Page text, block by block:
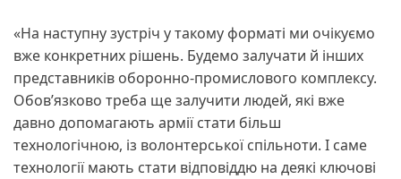
«На наступну зустріч у такому форматі ми очікуємо
вже конкретних рішень. Будемо залучати й інших
представників оборонно-промислового комплексу.
Обов’язково треба ще залучити людей, які вже
давно допомагають армії стати більш
технологічною, із волонтерської спільноти. І саме
технології мають стати відповіддю на деякі ключові